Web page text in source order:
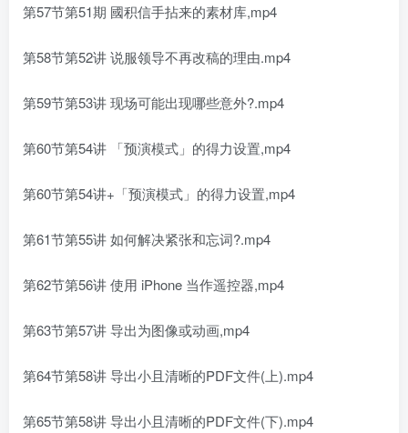
第57节第51期 國积信手拈来的素材库,mp4
第58节第52讲 说服领导不再改稿的理由.mp4
第59节第53讲 现场可能出现哪些意外?.mp4
第60节第54讲 「预演模式」的得力设置,mp4
第60节第54讲+「预演模式」的得力设置,mp4
第61节第55讲 如何解决紧张和忘词?.mp4
第62节第56讲 使用 iPhone 当作遥控器,mp4
第63节第57讲 导出为图像或动画,mp4
第64节第58讲 导出小且清晰的PDF文件(上).mp4
第65节第58讲 导出小且清晰的PDF文件(下).mp4